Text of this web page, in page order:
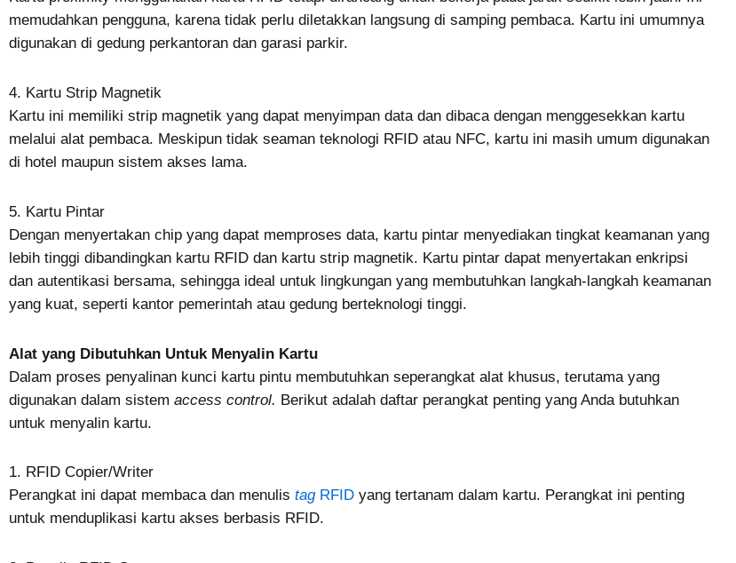
memudahkan pengguna, karena tidak perlu diletakkan langsung di samping pembaca. Kartu ini umumnya
digunakan di gedung perkantoran dan garasi parkir.
4. Kartu Strip Magnetik
Kartu ini memiliki strip magnetik yang dapat menyimpan data dan dibaca dengan menggesekkan kartu
melalui alat pembaca. Meskipun tidak seaman teknologi RFID atau NFC, kartu ini masih umum digunakan
di hotel maupun sistem akses lama.
5. Kartu Pintar
Dengan menyertakan chip yang dapat memproses data, kartu pintar menyediakan tingkat keamanan yang
lebih tinggi dibandingkan kartu RFID dan kartu strip magnetik. Kartu pintar dapat menyertakan enkripsi
dan autentikasi bersama, sehingga ideal untuk lingkungan yang membutuhkan langkah-langkah keamanan
yang kuat, seperti kantor pemerintah atau gedung berteknologi tinggi.
Alat yang Dibutuhkan Untuk Menyalin Kartu
Dalam proses penyalinan kunci kartu pintu membutuhkan seperangkat alat khusus, terutama yang
digunakan dalam sistem access control. Berikut adalah daftar perangkat penting yang Anda butuhkan
untuk menyalin kartu.
1. RFID Copier/Writer
Perangkat ini dapat membaca dan menulis tagRFID yang tertanam dalam kartu. Perangkat ini penting
untuk menduplikasi kartu akses berbasis RFID.